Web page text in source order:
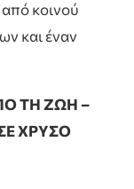
κοινού
και έναν
ΤΗ ΖΩΗ –
ΧΡΥΣΟ